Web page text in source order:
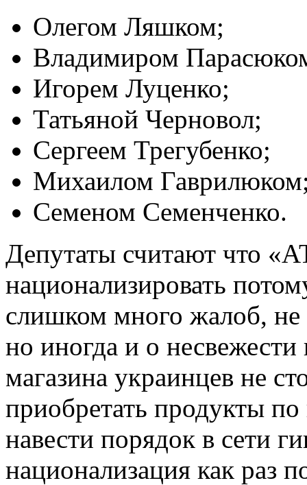
Олегом Ляшком;
Владимиром
Игорем Луценко;
Татьяной Черновол;
Сергеем Трегубенко;
Михаилом
Семеном Семенченко.
Депутаты считают что
национализировать
слишком много жалоб, не
но иногда и о
магазина украинцев не
приобретать продукты
навести порядок в сети
национализация как раз